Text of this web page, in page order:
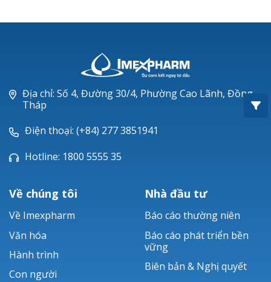
Piperacillin
Ticarlinat®
Zobacta®
Bacsulfo®
Địa chỉ: Số 4, Đường 30/4, Phường Cao Lãnh, Đồng
Tháp
Điện thoại: (+84) 277 3851941
Hotline: 1800 5555 35
Về chúng tôi
Về Imexpharm
Văn hóa
Hành trình
Con người
Nhà đầu tư
Báo cáo thường niên
Báo cáo phát triển bền
vững
Biên bản & Nghị quyết